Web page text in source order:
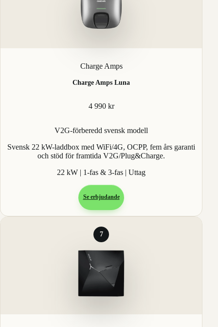
Charge Amps
Charge Amps Luna
4 990 kr
V2G-förberedd svensk modell
Svensk 22 kW-laddbox med WiFi/4G, OCPP, fem års garanti
och stöd för framtida V2G/Plug&Charge.
22 kW | 1-fas & 3-fas | Uttag
Se erbjudande
7